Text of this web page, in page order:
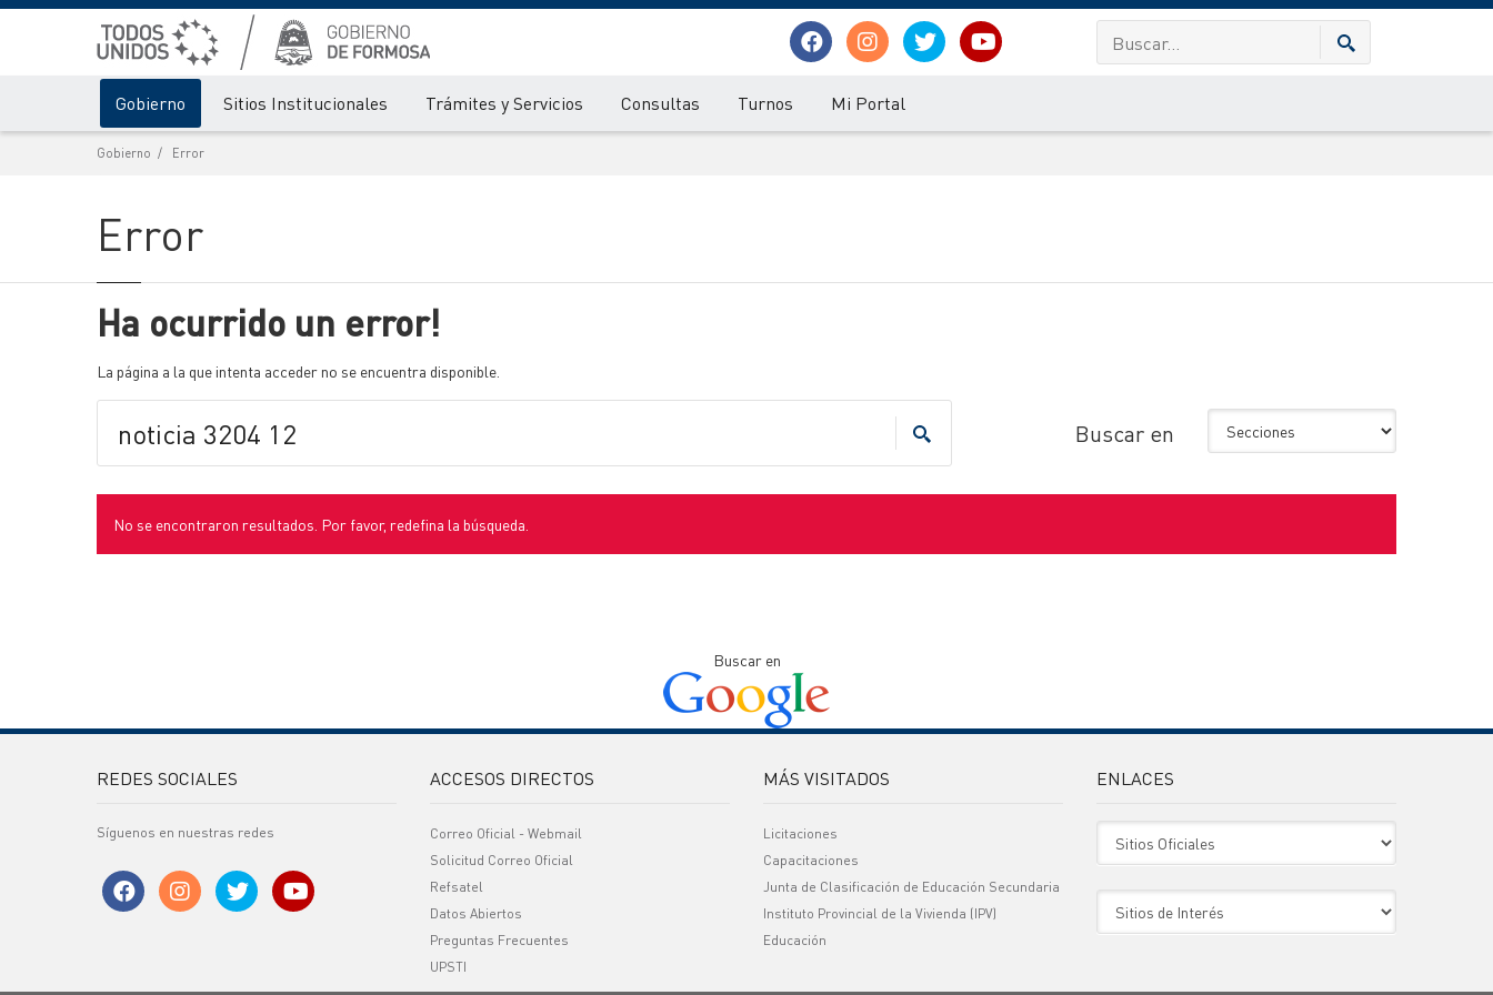
Gobierno Sitios Institucionales Trámites y Servicios Consultas Turnos Mi Portal
Gobierno Error
Error
Ha ocurrido un error!
La página a la que intenta acceder no se encuentra disponible.
Buscar en
No se encontraron resultados. Por favor, redefina la búsqueda.
Buscar en
REDES SOCIALES
Síguenos en nuestras redes
ACCESOS DIRECTOS
Correo Oficial - Webmail
Solicitud Correo Oficial
Refsatel
Datos Abiertos
Preguntas Frecuentes
UPSTI
MÁS VISITADOS
Licitaciones
Capacitaciones
Junta de Clasificación de Educación Secundaria
Instituto Provincial de la Vivienda (IPV)
Educación
ENLACES